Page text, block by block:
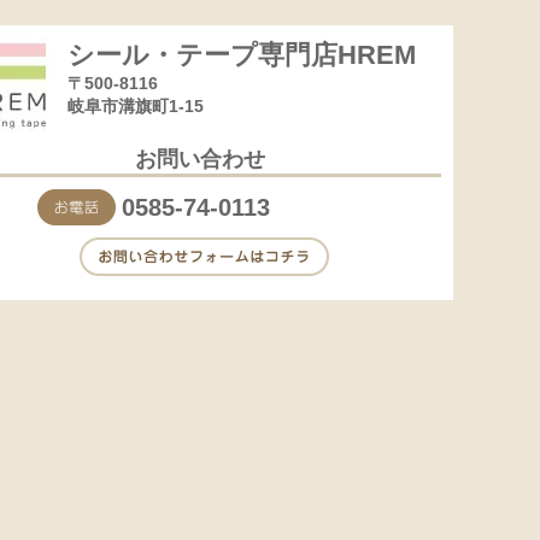
シール・テープ専門店HREM
〒500-8116
岐阜市溝旗町1-15
お問い合わせ
0585-74-0113